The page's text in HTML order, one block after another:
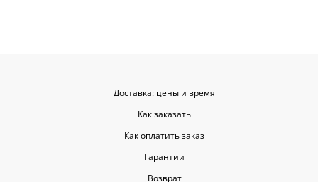
Доставка: цены и время
Как заказать
Как оплатить заказ
Гарантии
Возврат